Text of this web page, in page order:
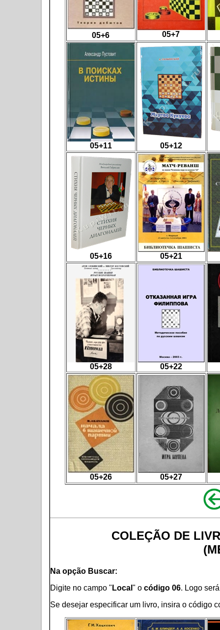
05+6 05+7
05+11 05+12
05+16 05+21
05+28 05+22
05+26 05+27
COLEÇÃO DE
Na opção Buscar:
Digite no campo " Local " o código 06. Logo
Se desejar especificar um livro, insira o código